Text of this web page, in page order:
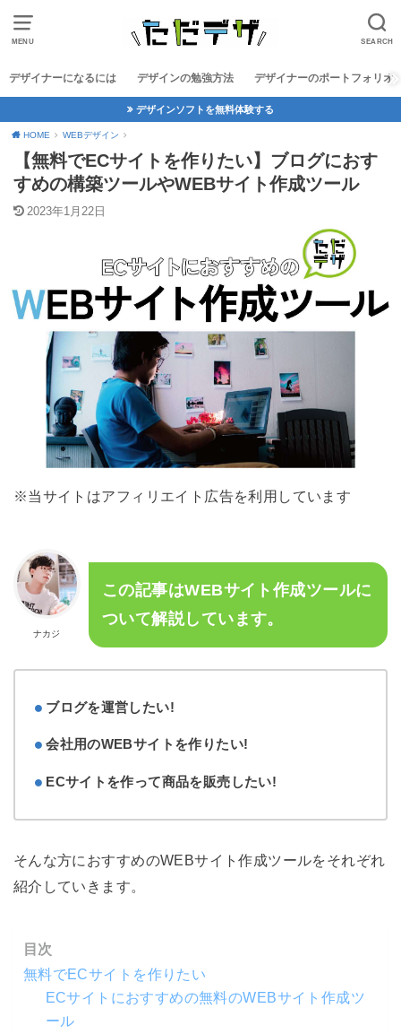
MENU SEARCH
デザイナーになるには デザインの勉強方法 デザイナーのポートフォリオ
デザインソフトを無料体験する
HOME WEBデザイン
【無料でECサイトを作りたい】ブログにおす
すめの構築ツールやWEBサイト作成ツール
2023年1月22日
※当サイトはアフィリエイト広告を利用しています
ナカジ
この記事はWEBサイト作成ツールに
ついて解説しています。
ブログを運営したい!
会社用のWEBサイトを作りたい!
ECサイトを作って商品を販売したい!
そんな方におすすめのWEBサイト作成ツールをそれぞれ
紹介していきます。
目次
無料でECサイトを作りたい
ECサイトにおすすめの無料のWEBサイト作成ツ
ール